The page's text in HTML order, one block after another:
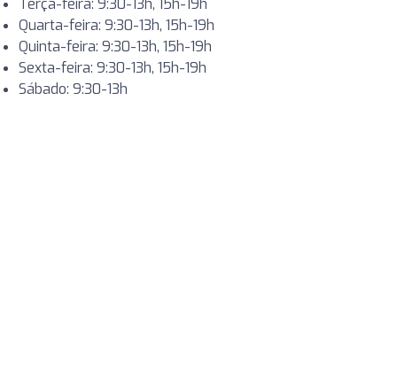
Terça-feira: 9:30-13h, 15h-19h
Quarta-feira: 9:30-13h, 15h-19h
Quinta-feira: 9:30-13h, 15h-19h
Sexta-feira: 9:30-13h, 15h-19h
Sábado: 9:30-13h